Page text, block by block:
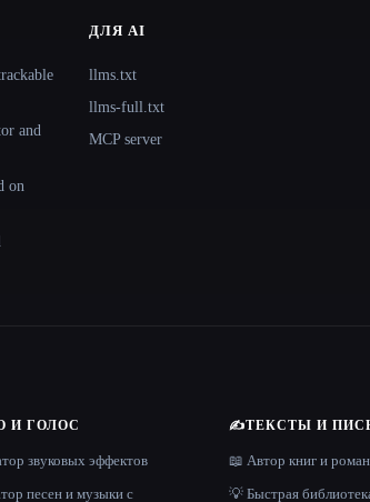
and
on
ДЛЯ AI
llms.txt
llms-full.txt
MCP server
И ГОЛОС
звуковых эффектов
песен и музыки с
✍️ТЕКСТЫ И
📖 Автор книг и
💡 Быстрая